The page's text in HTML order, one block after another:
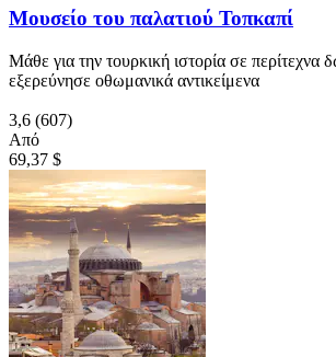
Μουσείο του παλατιού Τοπκαπί
Μάθε για την τουρκική ιστορία σε περίτεχνα
εξερεύνησε οθωμανικά αντικείμενα
3,6 (607)
Από
69,37 $